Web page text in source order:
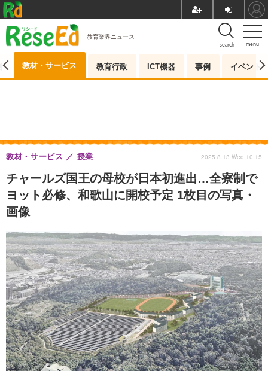
menu
search
教育業界ニュース
教材・サービス 教育行政 ICT機器 事例 イベント
チャールズ国王の母校が日本初進出…全寮制で
ヨット必修、和歌山に開校予定 1枚目の写真・
画像
教材・サービス 授業 2025.8.13 Wed 10:15